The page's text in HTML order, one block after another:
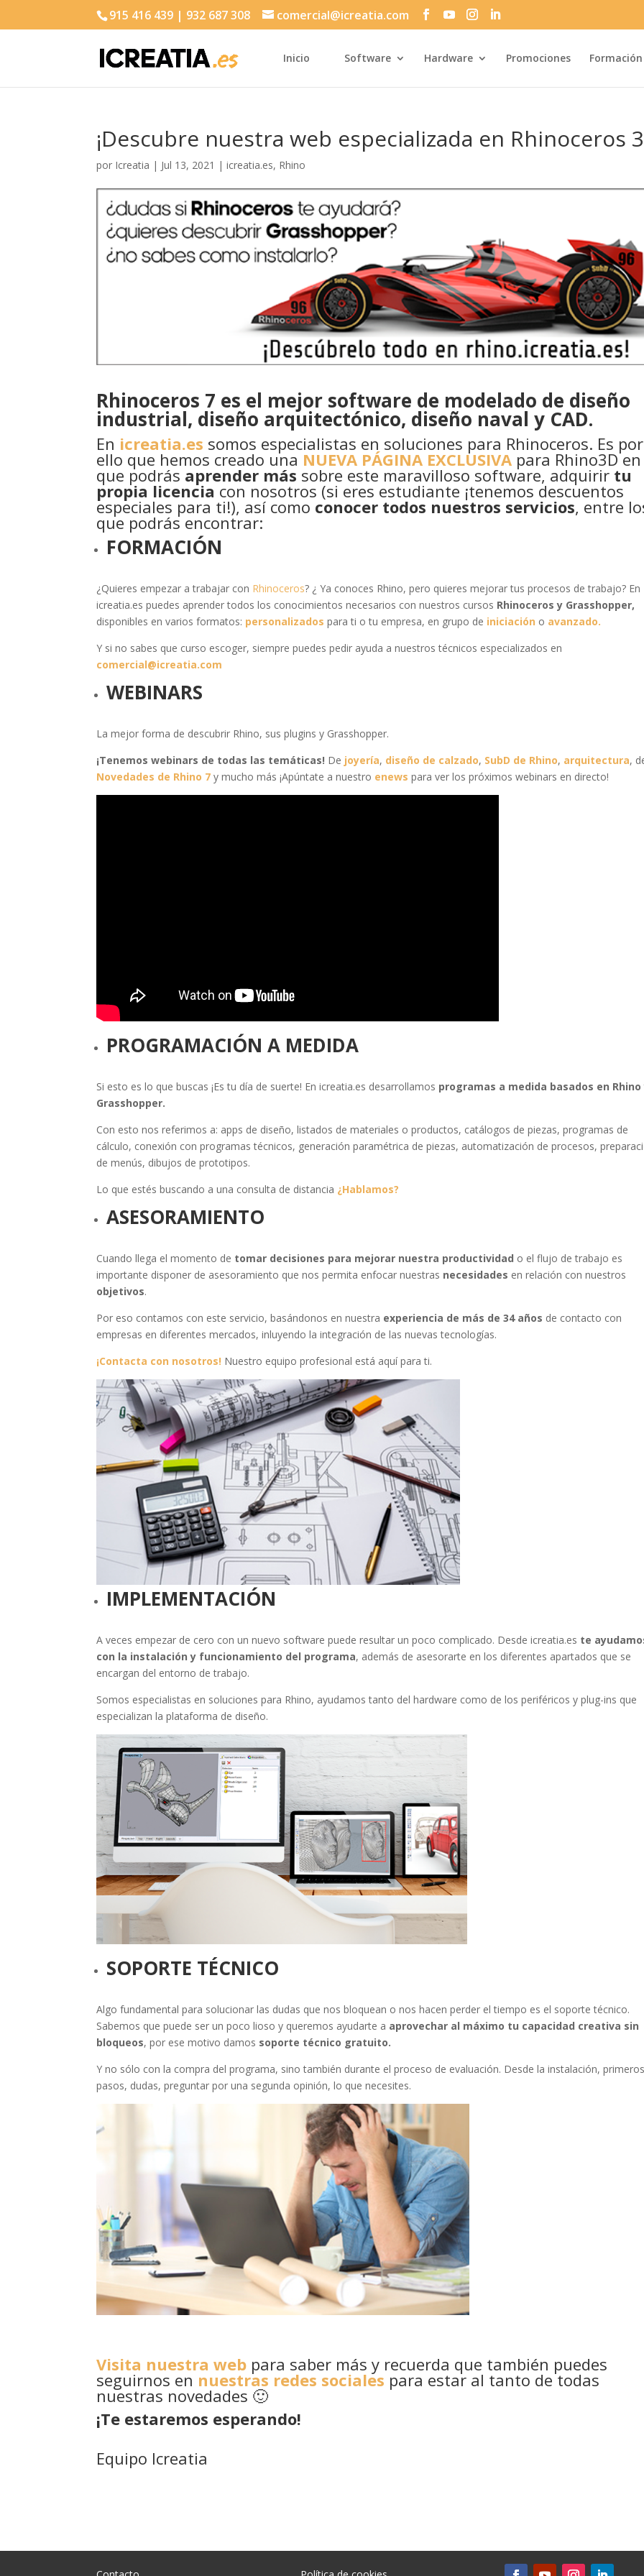
915 416 439 | 932 687 308 comercial@icreatia.com
Inicio Software Hardware Promociones Formación
Búsqueda
productos
¡Descubre nuestra web especializada en Rhinoceros
por Icreatia | Jul 13, 2021 |icreatia.es, Rhino
Rhinoceros 7 es el mejor software de modelado de diseño
industrial, diseño arquitectónico, diseño naval y CAD.
En icreatia.es somos especialistas en soluciones para Rhinoceros. Es por
ello que hemos creado una NUEVA PÁGINA EXCLUSIVA para Rhino3D
que podrás aprender más sobre este maravilloso software, adquirir tu
propia licencia con nosotros (si eres estudiante ¡tenemos descuentos
especiales para ti!), así como conocer todos nuestros servicios, entre
que podrás encontrar:
FORMACIÓN
¿Quieres empezar a trabajar con Rhinoceros? ¿ Ya conoces Rhino, pero quieres mejorar tus procesos de trabajo? En
icreatia.es puedes aprender todos los conocimientos necesarios con nuestros cursos Rhinoceros y Grasshopper,
disponibles en varios formatos: personalizados para ti o tu empresa, en grupo de iniciación o avanzado.
Y si no sabes que curso escoger, siempre puedes pedir ayuda a nuestros técnicos especializados en
comercial@icreatia.com
WEBINARS
La mejor forma de descubrir Rhino, sus plugins y Grasshopper.
¡Tenemos webinars de todas las temáticas! De joyería, diseño de calzado, SubD de Rhino, arquitectura,
Novedades de Rhino 7 y mucho más ¡Apúntate a nuestro enews para ver los próximos webinars en directo!
PROGRAMACIÓN A MEDIDA
Si esto es lo que buscas ¡Es tu día de suerte! En icreatia.es desarrollamos programas a medida basados en Rhino
Grasshopper.
Con esto nos referimos a: apps de diseño, listados de materiales o productos, catálogos de piezas, programas de
cálculo, conexión con programas técnicos, generación paramétrica de piezas, automatización de procesos,
de menús, dibujos de prototipos.
Lo que estés buscando a una consulta de distancia ¿Hablamos?
ASESORAMIENTO
Cuando llega el momento de tomar decisiones para mejorar nuestra productividad o el flujo de trabajo es
importante disponer de asesoramiento que nos permita enfocar nuestras necesidades en relación con nuestros
objetivos.
Por eso contamos con este servicio, basándonos en nuestra experiencia de más de 34 años de contacto con
empresas en diferentes mercados, inluyendo la integración de las nuevas tecnologías.
¡Contacta con nosotros! Nuestro equipo profesional está aquí para ti.
IMPLEMENTACIÓN
A veces empezar de cero con un nuevo software puede resultar un poco complicado. Desde icreatia.es te
con la instalación y funcionamiento del programa, además de asesorarte en los diferentes apartados que se
encargan del entorno de trabajo.
Somos especialistas en soluciones para Rhino, ayudamos tanto del hardware como de los periféricos y plug-ins que
especializan la plataforma de diseño.
SOPORTE TÉCNICO
Algo fundamental para solucionar las dudas que nos bloquean o nos hacen perder el tiempo es el soporte técnico.
Sabemos que puede ser un poco lioso y queremos ayudarte a aprovechar al máximo tu capacidad creativa sin
bloqueos, por ese motivo damos soporte técnico gratuito.
Y no sólo con la compra del programa, sino también durante el proceso de evaluación. Desde la instalación,
pasos, dudas, preguntar por una segunda opinión, lo que necesites.
Visita nuestra web para saber más y recuerda que también puedes
seguirnos en nuestras redes sociales para estar al tanto de todas
nuestras novedades 🙂
¡Te estaremos esperando!
Equipo Icreatia